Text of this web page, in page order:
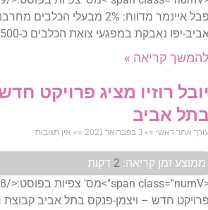
פבל איינמר מדווח: 2% מבעלי
יפו נאבקת במפגעי צואת הכלבים כ-500
להמשך קריאה »
יובל רוזיו מציג פרויקט
בתל אביב
אתר ראשי 3 בפברואר 2021 אין תגובות
ממוצע זמן קריאה: 2 דקות
פרויקט חדש – ויצמן-פנקס בתל אביב קבוצת